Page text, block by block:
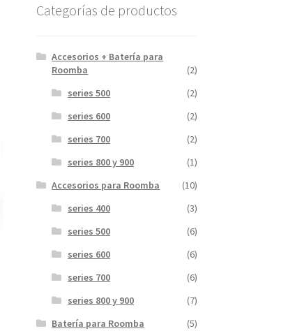
Categorías de productos
Accesorios + Batería para
Roomba
(2)
series 500
(2)
series 600
(2)
series 700
(2)
series 800 y 900
(1)
Accesorios para Roomba
(10)
series 400
(3)
series 500
(6)
series 600
(6)
series 700
(6)
series 800 y 900
(7)
Batería para Roomba
(5)